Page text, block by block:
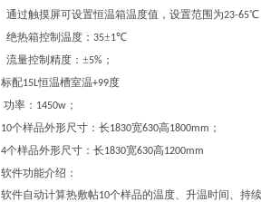
通过触摸屏可设置恒温箱温度值，设置范围为23-65℃
绝热箱控制温度： 35±1℃
流量控制精度：±5% ；
标配15L恒温槽室温+99度
功率： 1450w ；
10个样品外形尺寸：长1830宽630高1800mm ；
4个样品外形尺寸：长1830宽630高1200mm
软件功能介绍：
软件自动计算热敷帖10个样品的温度、升温时间、持